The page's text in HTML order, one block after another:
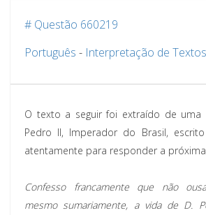
# Questão 660219
Português - Interpretação de Textos
O texto a seguir foi extraído de uma
Pedro II, Imperador do Brasil,
atentamente para responder a
Confesso francamente que não
mesmo sumariamente, a vida de D.